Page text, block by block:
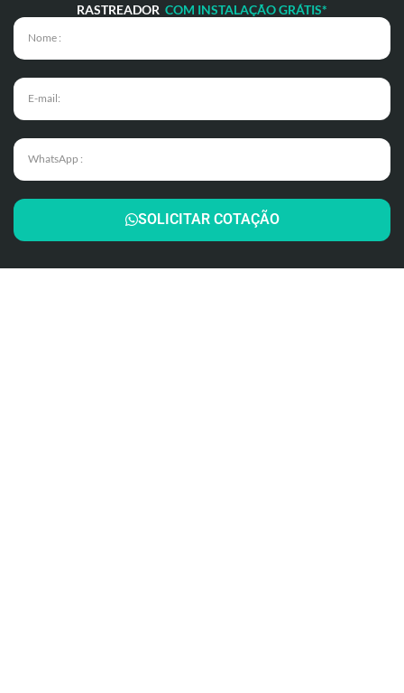
RASTREADOR COM INSTALAÇÃO GRÁTIS*
SOLICITAR COTAÇÃO